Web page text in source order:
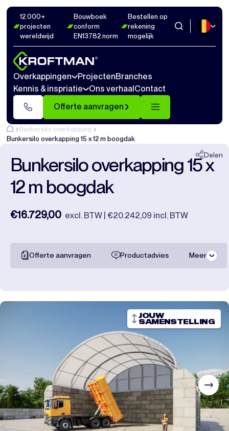
12.000+
projecten
wereldwijd
Bouwboek
conform
EN13782 norm
Bestellen op
rekening
mogelijk
Overkappingen ProjectenBranches
Kennis & inspriatie
Ons verhaalContact
Offerte aanvragen
Bunkersilo overkapping
Bunkersilo overkapping 15 x 12 m boogdak
Delen
Bunkersilo overkapping 15 x
12 m boogdak
€16.729,00 excl. BTW | €20.242,09 incl. BTW
Offerte aanvragen Productadvies Meer
Transportkosten
JOUW
SAMENSTELLING
Foto's Afmetingen1 Video's
Sluiten